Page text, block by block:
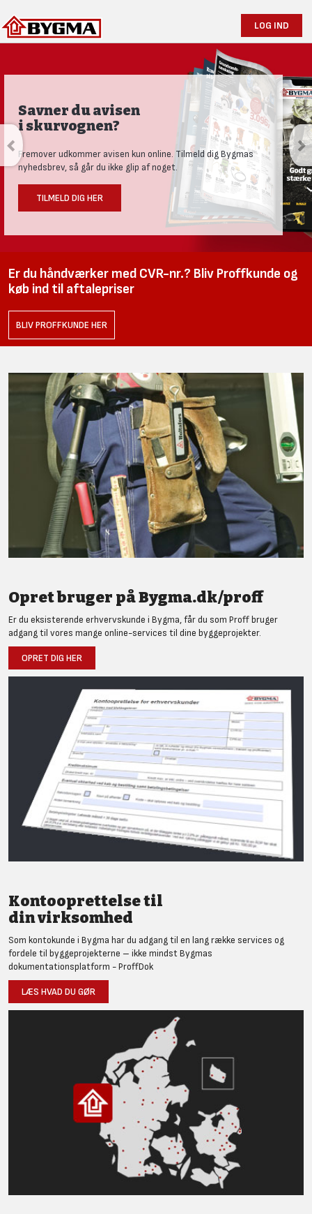
LOG IND
Produktnyheder og tests
Se vores nye univers med aktuelle nyheder til den nysgerrige
håndværker.
Er du håndværker med CVR-nr.? Bliv Proffkunde og
køb ind til aftalepriser
BLIV PROFFKUNDE HER
Opret bruger på Bygma.dk/proff
Er du eksisterende erhvervskunde i Bygma, får du som Proff bruger
adgang til vores mange online-services til dine byggeprojekter.
OPRET DIG HER
Kontooprettelse til
din virksomhed
Som kontokunde i Bygma har du adgang til en lang række services og
fordele til byggeprojekterne – ikke mindst Bygmas
dokumentationsplatform - ProffDok
LÆS HVAD DU GØR